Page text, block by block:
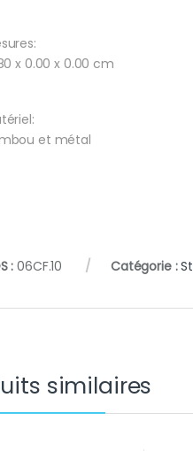
x 0.00 x 0.00 cm
et métal
:06CF.10 Catégorie :
similaires